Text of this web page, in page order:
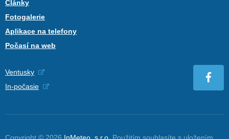
Články
Fotogalerie
Aplikace na telefony
Počasí na web
Ventusky
In-počasie
Copyright © 2026 InMeteo, s.r.o. Použitím souhlasíte s uložením